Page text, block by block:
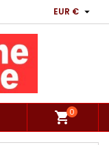
EUR € 
shopping_cart0